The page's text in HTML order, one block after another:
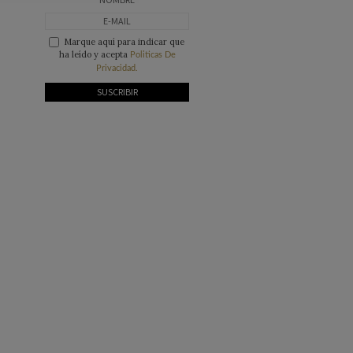
Marque aquí para indicar que
ha leído y acepta Politicas De
Privacidad.